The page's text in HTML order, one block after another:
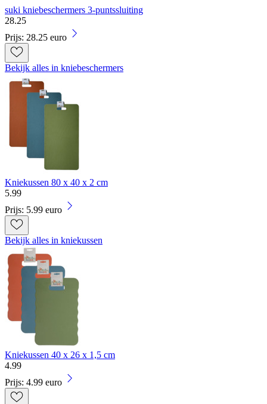
suki kniebeschermers 3-puntssluiting
28.25
Prijs: 28.25 euro
Bekijk alles in kniebeschermers
Kniekussen 80 x 40 x 2 cm
5.99
Prijs: 5.99 euro
Bekijk alles in kniekussen
Kniekussen 40 x 26 x 1,5 cm
4.99
Prijs: 4.99 euro